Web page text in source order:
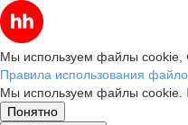
Мы используем файлы cookie,
Правила использования
Мы используем файлы cookie.
Понятно